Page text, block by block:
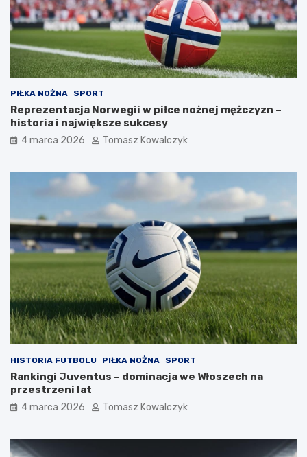
PIŁKA NOŻNA SPORT
Reprezentacja Norwegii w piłce nożnej mężczyzn –
historia i największe sukcesy
4 marca 2026 Tomasz Kowalczyk
HISTORIA FUTBOLU PIŁKA NOŻNA SPORT
Rankingi Juventus – dominacja we Włoszech na
przestrzeni lat
4 marca 2026 Tomasz Kowalczyk